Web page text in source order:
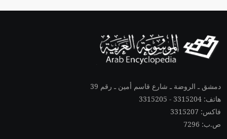
دمشق ـ الروضة ـ شارع قاسم أمين ـ رقم 39
هاتف: 3315204 - 3315205
فاكس: 3315207
ص.ب: 7296